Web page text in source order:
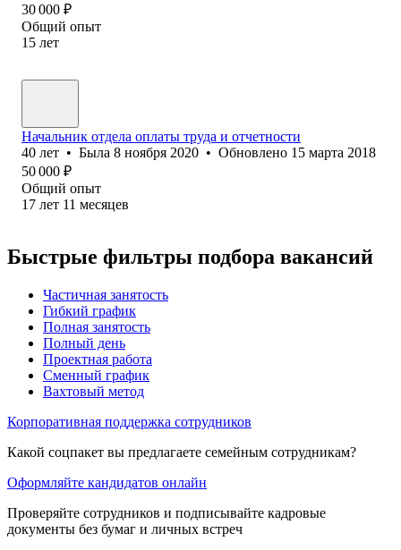
30 000 ₽
Общий опыт
15 лет
Начальник отдела оплаты труда и отчетности
40 лет • Была 8 ноября 2020 • Обновлено 15 марта 2018
50 000 ₽
Общий опыт
17 лет 11 месяцев
Быстрые фильтры подбора вакансий
Частичная занятость
Гибкий график
Полная занятость
Полный день
Проектная работа
Сменный график
Вахтовый метод
Корпоративная поддержка сотрудников
Какой соцпакет вы предлагаете семейным сотрудникам?
Оформляйте кандидатов онлайн
Проверяйте сотрудников и подписывайте кадровые
документы без бумаг и личных встреч